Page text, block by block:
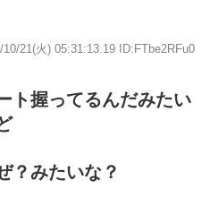
10/21(火) 05:31:13.19 ID:FTbe2RFu0
ト握ってるんだみたい
？みたいな？